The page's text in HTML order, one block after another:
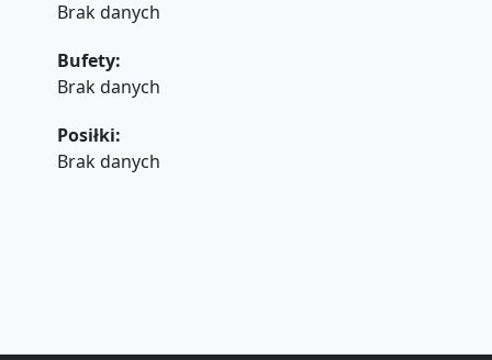
Brak danych
Bufety:
Brak danych
Posiłki:
Brak danych